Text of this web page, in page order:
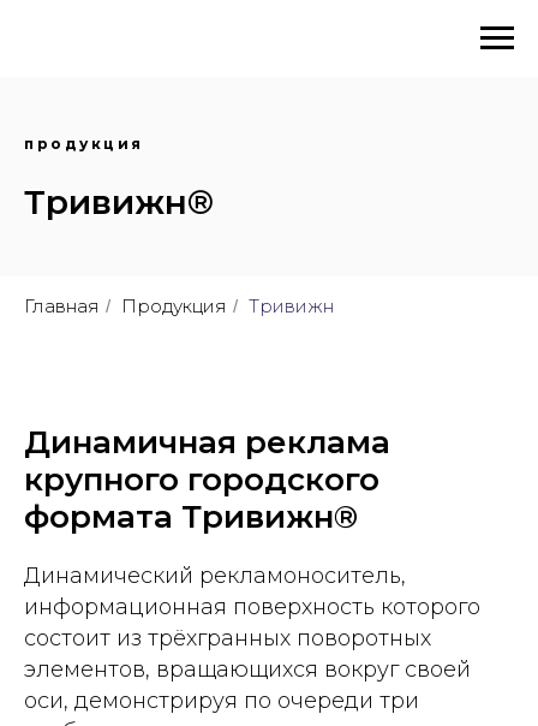
продукция
Тривижн®
Главная / Продукция / Тривижн
Динамичная реклама
крупного городского
формата Тривижн®
Динамический рекламоноситель,
информационная поверхность которого
состоит из трёхгранных поворотных
элементов, вращающихся вокруг своей
оси, демонстрируя по очереди три